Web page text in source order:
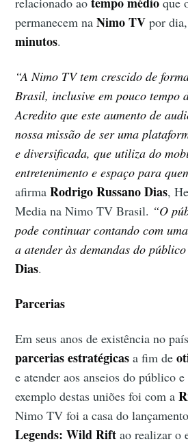
permanecem naNimo TV por
minutos.
“A Nimo TV tem crescido de
Brasil, inclusive em pouco tempo
Acredito que este aumento de
nossa missão de ser uma
e diversificada, que utiliza do
entretenimento e espaço para
afirmaRodrigo Russano Dias,
Media na Nimo TV Brasil. “O
pode continuar contando com
a atender às demandas do
Dias.
Parcerias
Em seus anos de existência no
parcerias estratégicas a fim de
e atender aos anseios do público
exemplo destas uniões foi com a
Nimo TV foi a casa do
Legends: Wild Rift ao realizar o